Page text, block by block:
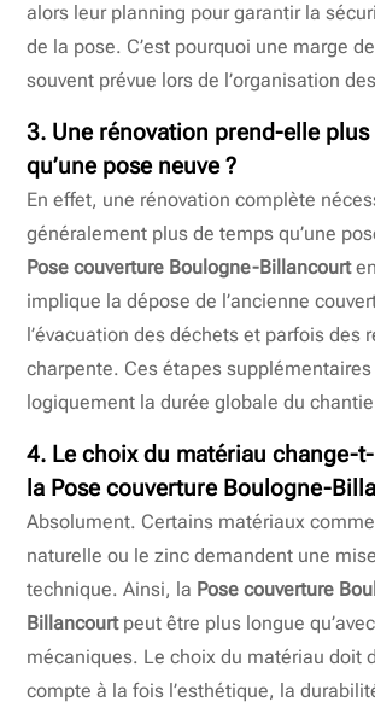
alors leur planning pour garantir la
de la pose. C’est pourquoi une marge
souvent prévue lors de l’organisation
3. Une rénovation prend-elle plus
qu’une pose neuve ?
En effet, une rénovation complète
généralement plus de temps qu’une
Pose couverture Boulogne-Billancourt
implique la dépose de l’ancienne
l’évacuation des déchets et parfois des
charpente. Ces étapes
logiquement la durée globale du
4. Le choix du matériau change-
la Pose couverture Boulogne-
Absolument. Certains matériaux comme
naturelle ou le zinc demandent une
technique. Ainsi, la Pose couverture
Billancourtpeut être plus longue
mécaniques. Le choix du matériau doit
compte à la fois l’esthétique, la